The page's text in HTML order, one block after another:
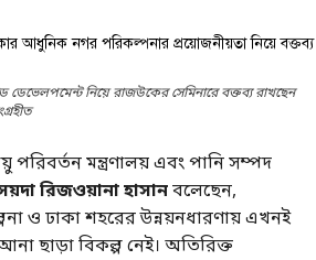
ডেভেলপমেন্ট নিয়ে রাজউকের সেমিনারে বক্তব্য রাখছেন
মন্ত্রণালয় এবং পানি সম্পদ
রিজওয়ানা হাসানবলেছেন,
ও ঢাকা শহরের উন্নয়নধারণায় এখনই
ছাড়া বিকল্প নেই। অতিরিক্ত